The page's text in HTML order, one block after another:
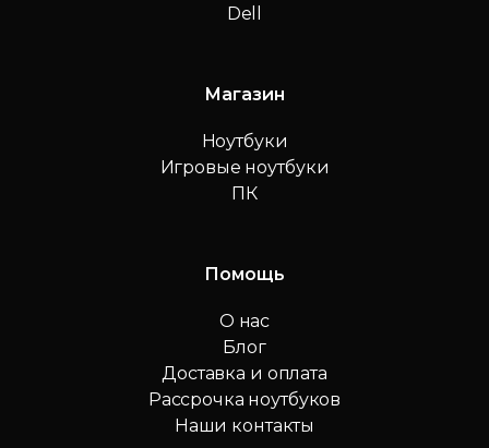
Dell
Магазин
Ноутбуки
Игровые ноутбуки
ПК
Помощь
О нас
Блог
Доставка и оплата
Рассрочка ноутбуков
Наши контакты